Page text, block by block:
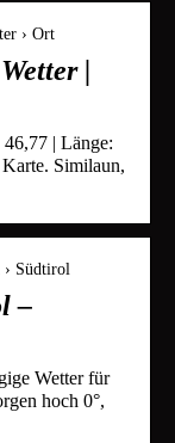
› Ort
|
| Länge:
Similaun,
Südtirol
–
Wetter für
hoch 0°,